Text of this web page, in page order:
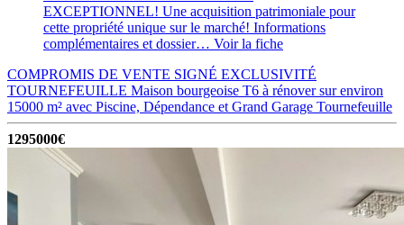
EXCEPTIONNEL! Une acquisition patrimoniale pour
cette propriété unique sur le marché! Informations
complémentaires et dossier… Voir la fiche
COMPROMIS DE VENTE SIGNÉ EXCLUSIVITÉ
TOURNEFEUILLE Maison bourgeoise T6 à rénover sur environ
15000 m² avec Piscine, Dépendance et Grand Garage Tournefeuille
1295000€